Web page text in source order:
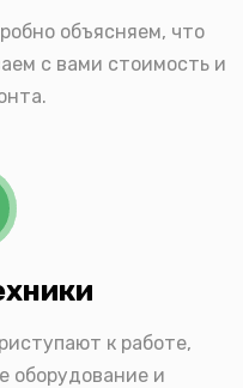
объясняем, что
с вами стоимость и
к работе,
оборудование и